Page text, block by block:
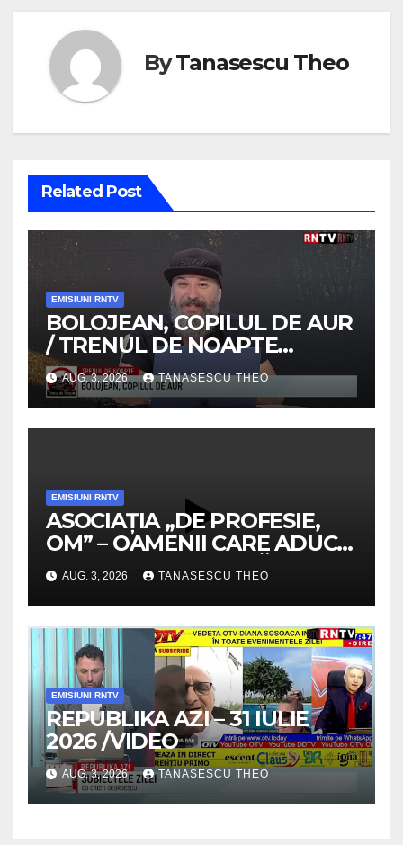
ByTanasescu Theo
Related Post
EMISIUNI RNTV
BOLOJEAN, COPILUL DE AUR
/ TRENUL DE NOAPTE
/VIDEO
AUG. 3, 2026 TANASESCU THEO
EMISIUNI RNTV
ASOCIAȚIA „DE PROFESIE,
OM” – OAMENII CARE ADUC
VALOARE COMUNITĂȚII /
SECRETELE SUCCESULUI
/VIDEO
AUG. 3, 2026 TANASESCU THEO
EMISIUNI RNTV
REPUBLIKA AZI – 31 IULIE
2026 /VIDEO
AUG. 3, 2026 TANASESCU THEO